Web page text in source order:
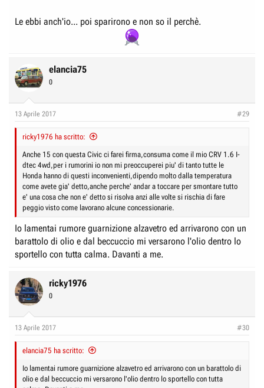
Le ebbi anch'io... poi sparirono e non so il perchè.
elancia75
0
13 Aprile 2017 #29
ricky1976 ha scritto:
Anche 15 con questa Civic ci farei firma,consuma come il mio CRV 1.6 I-
dtec 4wd,per i rumorini io non mi preoccuperei piu' di tanto tutte le
Honda hanno di questi inconvenienti,dipendo molto dalla temperatura
come avete gia' detto,anche perche' andar a toccare per smontare tutto
e' una cosa che non e' detto si risolva anzi alle volte si rischia di fare
peggio visto come lavorano alcune concessionarie.
Io lamentai rumore guarnizione alzavetro ed arrivarono con un
barattolo di olio e dal beccuccio mi versarono l'olio dentro lo
sportello con tutta calma. Davanti a me.
ricky1976
0
13 Aprile 2017 #30
elancia75 ha scritto:
Io lamentai rumore guarnizione alzavetro ed arrivarono con un barattolo di
olio e dal beccuccio mi versarono l'olio dentro lo sportello con tutta